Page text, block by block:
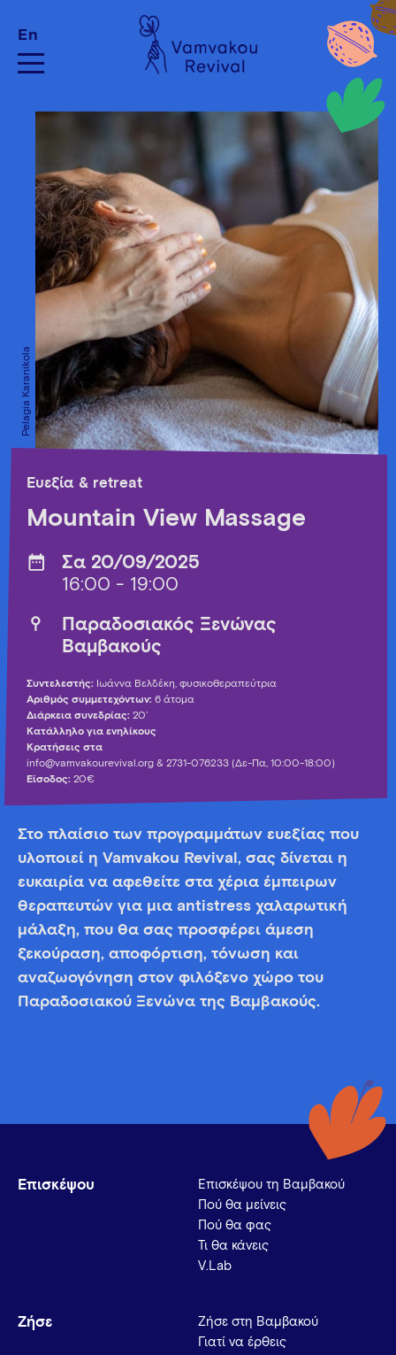
En
Pelagia Karanikola
Ευεξία & retreat
Mountain View Massage
Σα 20/09/2025
16:00 - 19:00
Παραδοσιακός Ξενώνας
Βαμβακούς
Συντελεστής: Ιωάννα Βελδέκη, φυσικοθεραπεύτρια
Αριθμός συμμετεχόντων: 6 άτομα
Διάρκεια συνεδρίας: 20’
Κατάλληλο για ενηλίκους
Κρατήσεις στα
info@vamvakourevival.org & 2731-076233 (Δε-Πα, 10:00-18:00)
Είσοδος: 20€
Στο πλαίσιο των προγραμμάτων ευεξίας που
υλοποιεί η Vamvakou Revival, σας δίνεται η
ευκαιρία να αφεθείτε στα χέρια έμπειρων
θεραπευτών για μια antistress χαλαρωτική
μάλαξη, που θα σας προσφέρει άμεση
ξεκούραση, αποφόρτιση, τόνωση και
αναζωογόνηση στον φιλόξενο χώρο του
Παραδοσιακού Ξενώνα της Βαμβακούς.
Επισκέψου
Επισκέψου τη Βαμβακού
Πού θα μείνεις
Πού θα φας
Τι θα κάνεις
V.Lab
Ζήσε
Ζήσε στη Βαμβακού
Γιατί να έρθεις